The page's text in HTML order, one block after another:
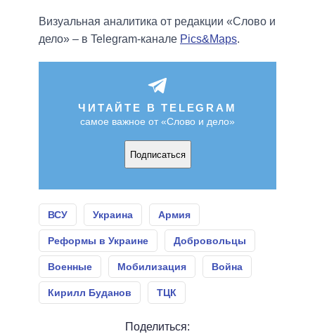
Визуальная аналитика от редакции «Слово и
дело» – в Telegram-канале Pics&Maps.
ЧИТАЙТЕ В TELEGRAM
самое важное от «Слово и дело»
Подписаться
ВСУ Украина Армия
Реформы в Украине Добровольцы
Военные Мобилизация Война
Кирилл Буданов ТЦК
Поделиться: